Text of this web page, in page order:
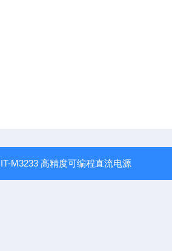
IT-M3233 高精度可编程直流电源